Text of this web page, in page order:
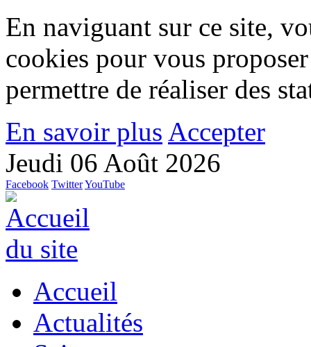
En naviguant sur ce site,
cookies pour vous
permettre de réaliser des
En savoir plus Accepter
Jeudi 06 Août 2026
Facebook TwitterYouTube
Accueil
Actualités